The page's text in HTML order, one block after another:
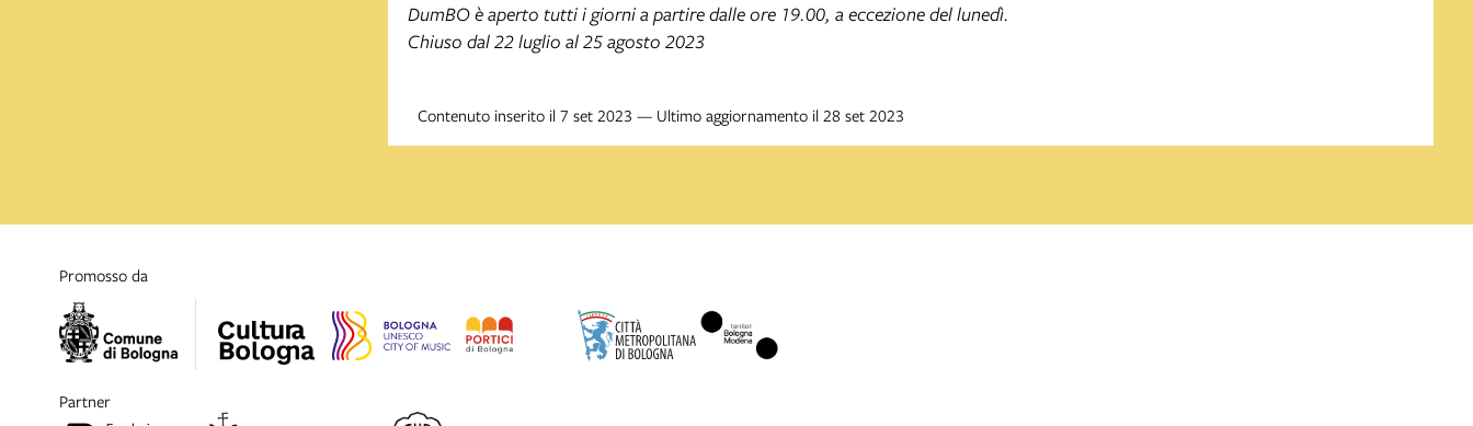
DumBO è aperto tutti i giorni a partire dalle ore 19.00, a eccezione del lunedì.
Chiuso dal 22 luglio al 25 agosto 2023
Contenuto inserito il 7 set 2023 — Ultimo aggiornamento il 28 set 2023
promosso da
partner